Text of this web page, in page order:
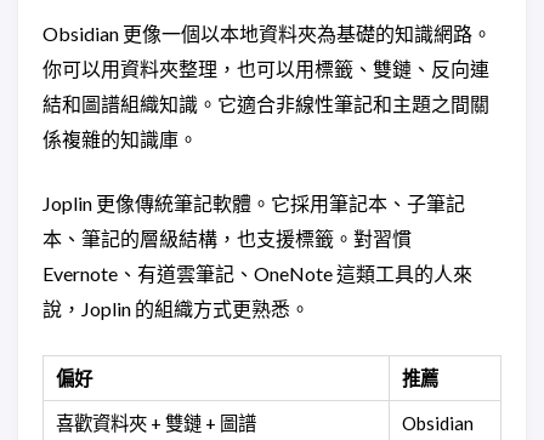
Obsidian 更像一個以本地資料夾為基礎的知識網路。
你可以用資料夾整理，也可以用標籤、雙鏈、反向連
結和圖譜組織知識。它適合非線性筆記和主題之間關
係複雜的知識庫。
Joplin 更像傳統筆記軟體。它採用筆記本、子筆記
本、筆記的層級結構，也支援標籤。對習慣
Evernote、有道雲筆記、OneNote 這類工具的人來
說，Joplin 的組織方式更熟悉。
偏好 推薦
喜歡資料夾 + 雙鏈 + 圖譜 Obsidian